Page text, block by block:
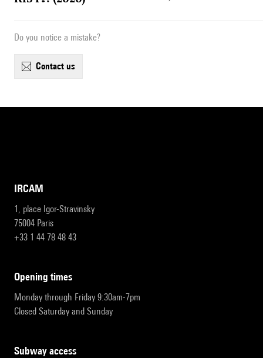
Do you notice a mistake?
contact us
IRCAM
1, place Igor-Stravinsky
75004 Paris
+33 1 44 78 48 43
opening times
Monday through Friday 9:30am-7pm
Closed Saturday and Sunday
subway access